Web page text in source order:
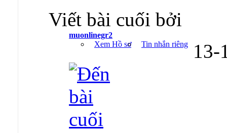
Viết bài cuối bởi
muonlinegr2
Xem Hồ sơ
Tin nhắn riêng 13-